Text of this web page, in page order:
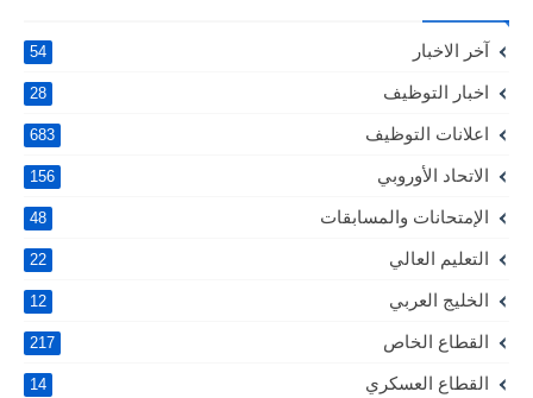
آخر الاخبار 54
اخبار التوظيف 28
اعلانات التوظيف 683
الاتحاد الأوروبي 156
الإمتحانات والمسابقات 48
التعليم العالي 22
الخليج العربي 12
القطاع الخاص 217
القطاع العسكري 14